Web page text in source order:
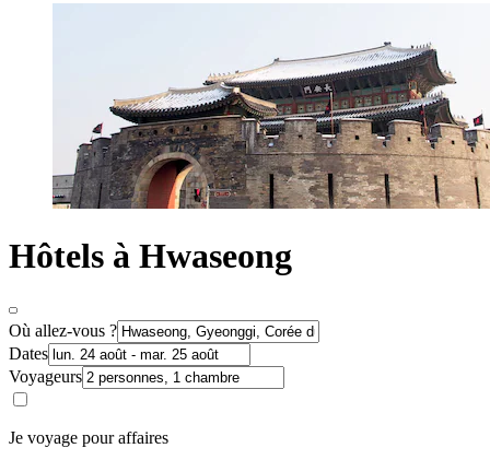
Hôtels à Hwaseong
Où allez-vous ?
Dates
Voyageurs
Je voyage pour affaires